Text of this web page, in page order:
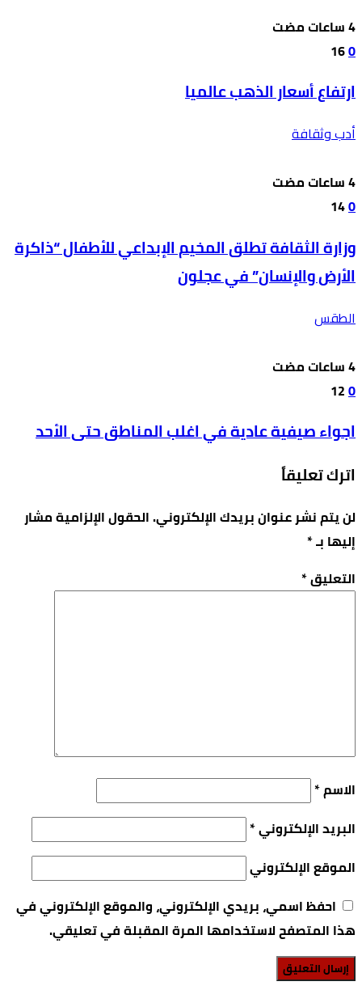
0
16
ارتفاع أسعار الذهب عالميا
أدب وثقافة
0
14
وزارة الثقافة تطلق المخيم الإبداعي للأطفال “ذاكرة
الأرض والإنسان” في عجلون
الطقس
0
12
اجواء صيفية عادية في اغلب المناطق حتى الأحد
اترك تعليقاً
لن يتم نشر عنوان بريدك الإلكتروني.الحقول الإلزامية مشار
إليها بـ*
التعليق*
الاسم*
البريد الإلكتروني*
الموقع الإلكتروني
احفظ اسمي، بريدي الإلكتروني، والموقع الإلكتروني في
هذا المتصفح لاستخدامها المرة المقبلة في تعليقي.